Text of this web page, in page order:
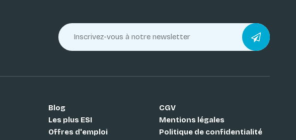
Blog
Les plus ESI
Offres d'emploi
CGV
Mentions légales
Politique de confidentialité